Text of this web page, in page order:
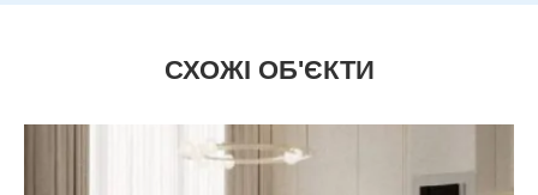
СХОЖІ ОБ'ЄКТИ